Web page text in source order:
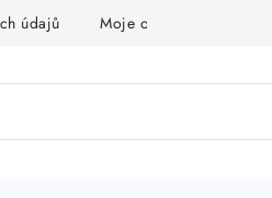
údajů Moje objednávka